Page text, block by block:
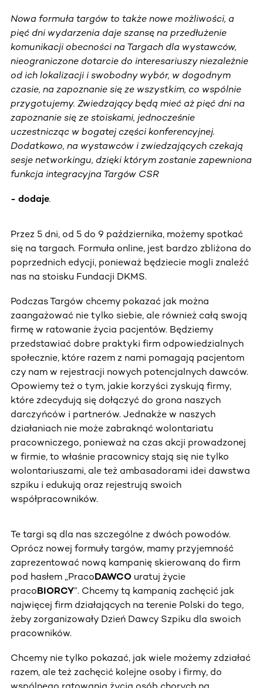
Nowa formuła targów to także nowe możliwości, a
pięć dni wydarzenia daje szansę na przedłużenie
komunikacji obecności na Targach dla wystawców,
nieograniczone dotarcie do interesariuszy niezależnie
od ich lokalizacji i swobodny wybór, w dogodnym
czasie, na zapoznanie się ze wszystkim, co wspólnie
przygotujemy. Zwiedzający będą mieć aż pięć dni na
zapoznanie się ze stoiskami, jednocześnie
uczestnicząc w bogatej części konferencyjnej.
Dodatkowo, na wystawców i zwiedzających czekają
sesje networkingu, dzięki którym zostanie zapewniona
funkcja integracyjna Targów CSR
- dodaje.
Przez 5 dni, od 5 do 9 października, możemy spotkać
się na targach. Formuła online, jest bardzo zbliżona do
poprzednich edycji, ponieważ będziecie mogli znaleźć
nas na stoisku Fundacji DKMS.
Podczas Targów chcemy pokazać jak można
zaangażować nie tylko siebie, ale również całą swoją
firmę w ratowanie życia pacjentów. Będziemy
przedstawiać dobre praktyki firm odpowiedzialnych
społecznie, które razem z nami pomagają pacjentom
czy nam w rejestracji nowych potencjalnych dawców.
Opowiemy też o tym, jakie korzyści zyskują firmy,
które zdecydują się dołączyć do grona naszych
darczyńców i partnerów. Jednakże w naszych
działaniach nie może zabraknąć wolontariatu
pracowniczego, ponieważ na czas akcji prowadzonej
w firmie, to właśnie pracownicy stają się nie tylko
wolontariuszami, ale też ambasadorami idei dawstwa
szpiku i edukują oraz rejestrują swoich
współpracowników.
Te targi są dla nas szczególne z dwóch powodów.
Oprócz nowej formuły targów, mamy przyjemność
zaprezentować nową kampanię skierowaną do firm
pod hasłem „PracoDAWCO uratuj życie
pracoBIORCY”. Chcemy tą kampanią zachęcić jak
najwięcej firm działających na terenie Polski do tego,
żeby zorganizowały Dzień Dawcy Szpiku dla swoich
pracowników.
Chcemy nie tylko pokazać, jak wiele możemy zdziałać
razem, ale też zachęcić kolejne osoby i firmy, do
wspólnego ratowania życia osób chorych na